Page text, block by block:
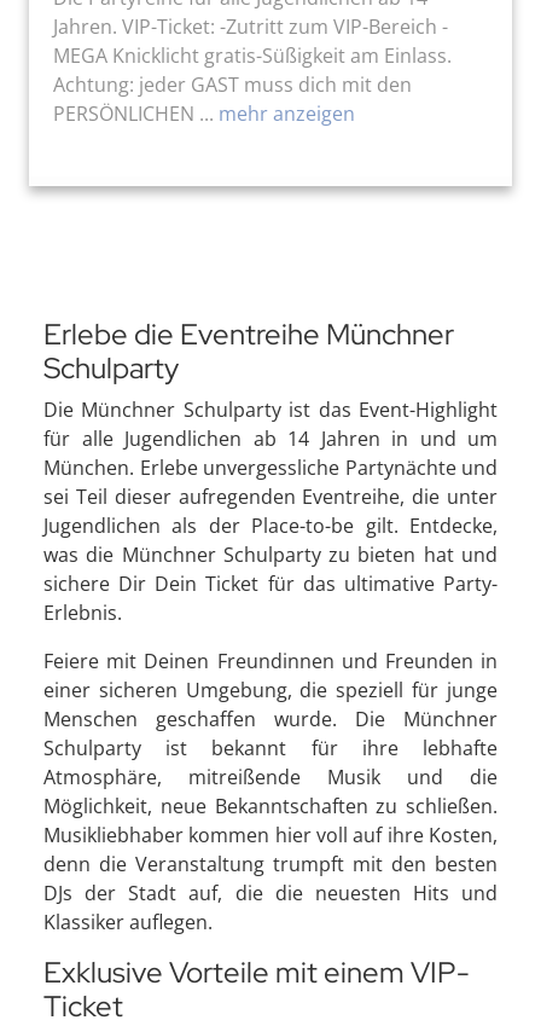
Jahren. VIP-Ticket: -Zutritt zum VIP-Bereich -
MEGA Knicklicht gratis-Süßigkeit am Einlass.
Achtung: jeder GAST muss dich mit den
PERSÖNLICHEN ... mehr anzeigen
Erlebe die Eventreihe Münchner
Schulparty
Die Münchner Schulparty ist das Event-Highlight
für alle Jugendlichen ab 14 Jahren in und um
München. Erlebe unvergessliche Partynächte und
sei Teil dieser aufregenden Eventreihe, die unter
Jugendlichen als der Place-to-be gilt. Entdecke,
was die Münchner Schulparty zu bieten hat und
sichere Dir Dein Ticket für das ultimative Party-
Erlebnis.
Feiere mit Deinen Freundinnen und Freunden in
einer sicheren Umgebung, die speziell für junge
Menschen geschaffen wurde. Die Münchner
Schulparty ist bekannt für ihre lebhafte
Atmosphäre, mitreißende Musik und die
Möglichkeit, neue Bekanntschaften zu schließen.
Musikliebhaber kommen hier voll auf ihre Kosten,
denn die Veranstaltung trumpft mit den besten
DJs der Stadt auf, die die neuesten Hits und
Klassiker auflegen.
Exklusive Vorteile mit einem VIP-
Ticket